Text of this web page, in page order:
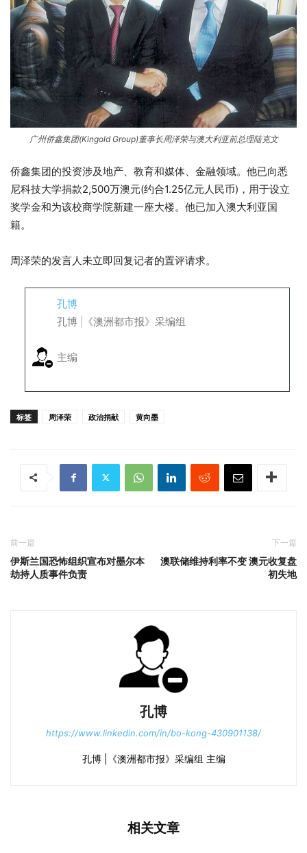
广州侨鑫集团(Kingold Group)董事长周泽荣与澳大利亚前总理陆克文
侨鑫集团的投资涉及地产、教育和媒体、金融领域。他已向悉
尼科技大学捐款2,500万澳元(约合1.25亿元人民币)，用于设立
奖学金和为该校商学院新建一座大楼。他已加入澳大利亚国
籍。
周泽荣的发言人未立即回复记者的置评请求。
孔博
孔博 |《澳洲都市报》采编组
主编
标签 周泽荣 政治捐献 黄向墨
前一篇
伊斯兰国恐怖组织宣布对墨尔本
劫持人质事件负责
下一篇
澳联储维持利率不变 澳元收复盘
初失地
孔博
https://www.linkedin.com/in/bo-kong-430901138/
孔博 |《澳洲都市报》采编组 主编
相关文章